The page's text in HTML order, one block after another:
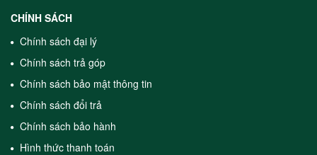
CHÍNH SÁCH
Chính sách đại lý
Chính sách trả góp
Chính sách bảo mật thông tin
Chính sách đổi trả
Chính sách bảo hành
Hình thức thanh toán